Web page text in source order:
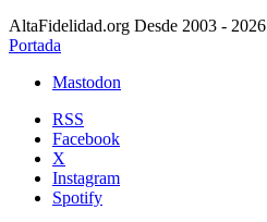
AltaFidelidad.org Desde 2003 - 2026
Portada
Mastodon
RSS
Facebook
X
Instagram
Spotify